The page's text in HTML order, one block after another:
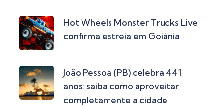
Hot Wheels Monster Trucks Live
confirma estreia em Goiânia
João Pessoa (PB) celebra 441
anos: saiba como aproveitar
completamente a cidade